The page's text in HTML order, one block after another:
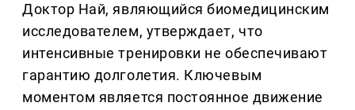
Доктор Най, являющийся биомедицинским
исследователем, утверждает, что
интенсивные тренировки не обеспечивают
гарантию долголетия. Ключевым
моментом является постоянное движение